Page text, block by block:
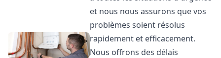
et nous nous assurons que vos
problèmes soient résolus
rapidement et efficacement.
Nous offrons des délais